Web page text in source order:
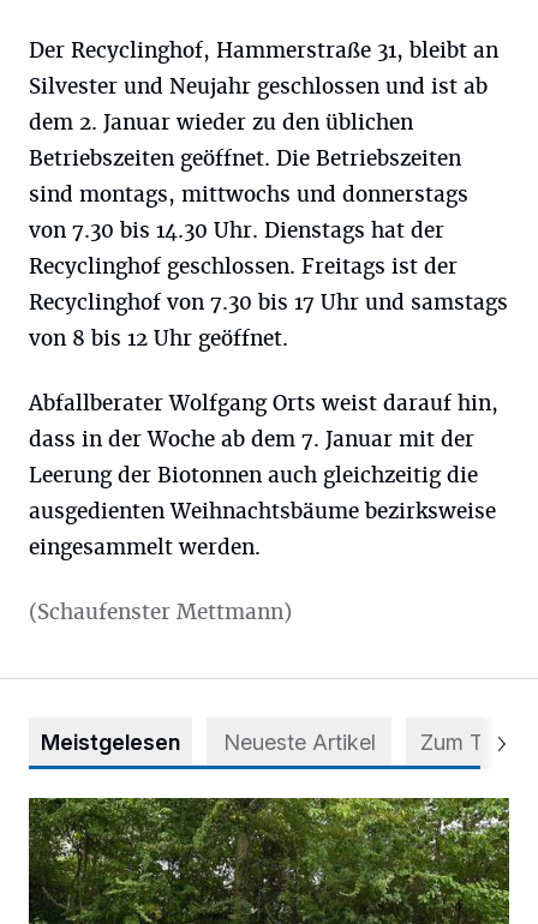
Der Recyclinghof, Hammerstraße 31, bleibt an
Silvester und Neujahr geschlossen und ist ab
dem 2. Januar wieder zu den üblichen
Betriebszeiten geöffnet. Die Betriebszeiten
sind montags, mittwochs und donnerstags
von 7.30 bis 14.30 Uhr. Dienstags hat der
Recyclinghof geschlossen. Freitags ist der
Recyclinghof von 7.30 bis 17 Uhr und samstags
von 8 bis 12 Uhr geöffnet.
Abfallberater Wolfgang Orts weist darauf hin,
dass in der Woche ab dem 7. Januar mit der
Leerung der Biotonnen auch gleichzeitig die
ausgedienten Weihnachtsbäume bezirksweise
eingesammelt werden.
(Schaufenster Mettmann)
Meistgelesen Neueste Artikel Zum Thema
Aus Grau wird Haltung